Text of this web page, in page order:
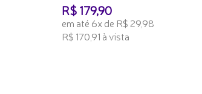
R$ 179,90
em até 6x de R$ 29,98
R$ 170,91 à vista